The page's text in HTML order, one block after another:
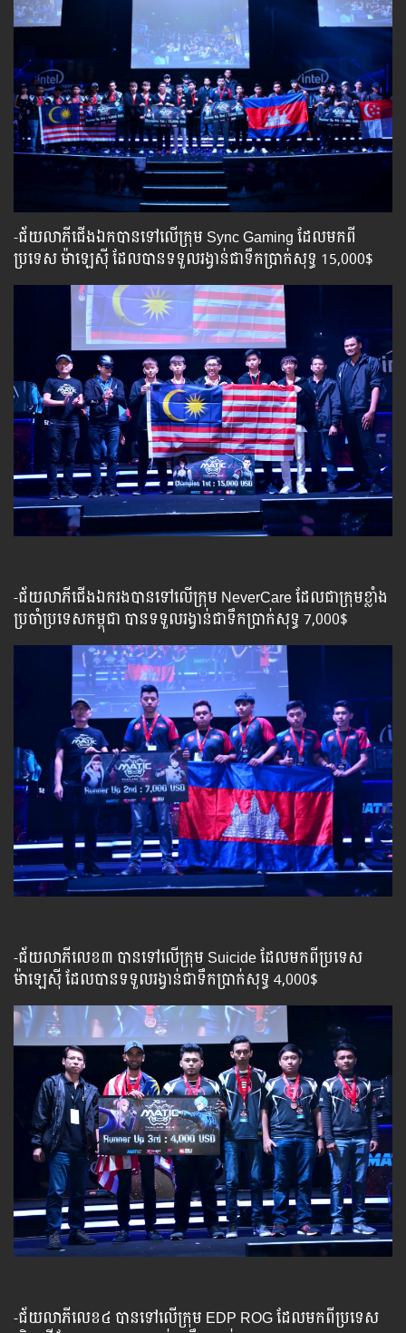
-ជ័យលាភីជើងឯកបានទៅលើក្រុម​ Sync Gaming​ ដែលមកពី
ប្រទេស ម៉ាឡេស៊ី ដែលបានទទួលរង្វាន់ជាទឹកប្រាក់សុទ្ធ 15,000$
-ជ័យលាភីជើងឯករងបានទៅលើក្រុម​ NeverCare​ ដែលជាក្រុមខ្លាំង
ប្រចាំប្រទេសកម្ពុជា បានទទួលរង្វាន់ជាទឹកប្រាក់សុទ្ធ 7,000$
-ជ័យលាភីលេខ៣ បានទៅលើក្រុម​ Suicide​ ដែលមកពីប្រទេស
ម៉ាឡេស៊ី ដែលបានទទួលរង្វាន់ជាទឹកប្រាក់សុទ្ធ 4,000$
-ជ័យលាភីលេខ៤ បានទៅលើក្រុម​ EDP ROG​ ដែលមកពីប្រទេស